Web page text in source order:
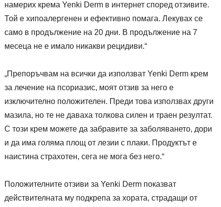
намерих крема Yenki Derm в интернет според отзивите.
Той е хипоалергенен и ефективно помага. Лекувах се
само в продължение на 20 дни. В продължение на 7
месеца не е имало никакви рецидиви.“
„Препоръчвам на всички да използват Yenki Derm крем
за лечение на псориазис, моят отзив за него е
изключително положителен. Преди това използвах други
мазила, но те не даваха толкова силен и траен резултат.
С този крем можете да забравите за заболяването, дори
и да има голяма площ от лезии с плаки. Продуктът е
наистина страхотен, сега не мога без него.“
Положителните отзиви за Yenki Derm показват
действителната му подкрепа за хората, страдащи от